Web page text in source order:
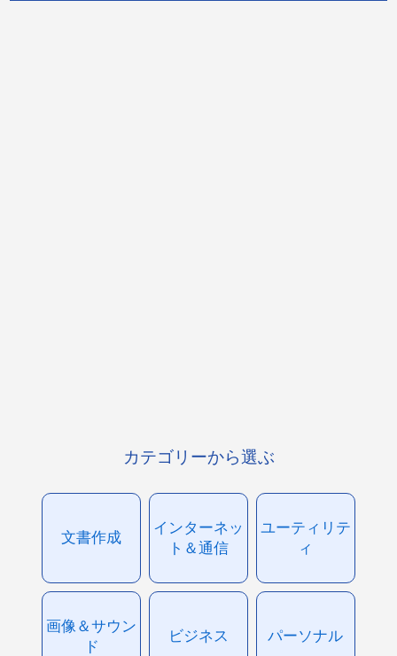
カテゴリーから選ぶ
文書作成
インターネッ
ト＆通信
ユーティリテ
ィ
画像＆サウン
ド
ビジネス パーソナル